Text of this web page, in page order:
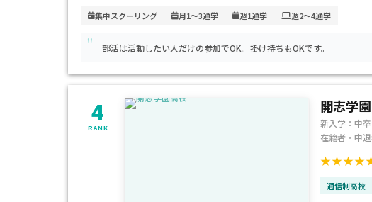
験があり、自分のペースで学びたいお子さまや、無理なく卒業を目指
集中スクーリング 月1～3通学 週1通学 週2～4通学
" 部活は活動したい人だけの参加でOK。掛け持ちもOKです。
4
RANK
開志学
新入学：中
在籍者・中
通信制高校